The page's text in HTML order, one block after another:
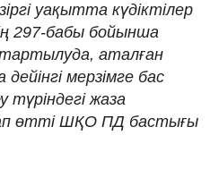
уақытта күдіктілер
297-бабы бойынша
аталған
мерзімге бас
жаза
өтті ШҚО ПД бастығы